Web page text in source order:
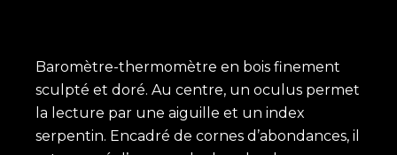
Baromètre-thermomètre en bois finement
sculpté et doré. Au centre, un oculus permet
la lecture par une aiguille et un index
serpentin. Encadré de cornes d’abondances, il